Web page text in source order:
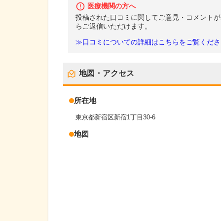
医療機関の方へ
投稿された口コミに関してご意見・コメント
らご返信いただけます。
≫口コミについての詳細はこちらをご覧くだ
地図・アクセス
所在地
東京都新宿区新宿1丁目30-6
地図